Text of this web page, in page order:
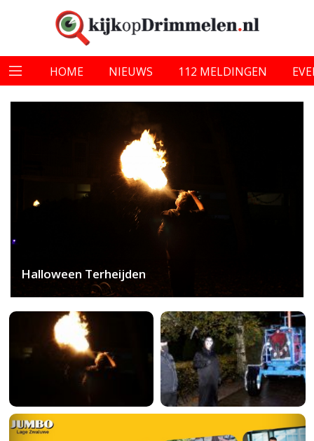
HOME NIEUWS 112 MELDINGEN
Halloween Terheijden